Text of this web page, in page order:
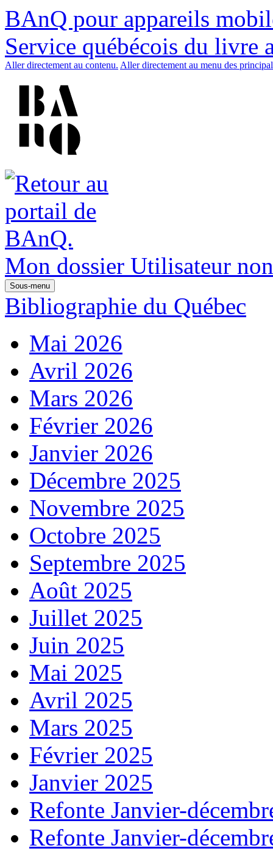
BAnQ pour appareils
Service québécois du livre
Aller directement au contenu. Aller directement au menu des
Mon dossier Utilisateur
Sous-menu
Bibliographie du Québec
Mai 2026
Avril 2026
Mars 2026
Février 2026
Janvier 2026
Décembre 2025
Novembre 2025
Octobre 2025
Septembre 2025
Août 2025
Juillet 2025
Juin 2025
Mai 2025
Avril 2025
Mars 2025
Février 2025
Janvier 2025
Refonte Janvier-
Refonte Janvier-